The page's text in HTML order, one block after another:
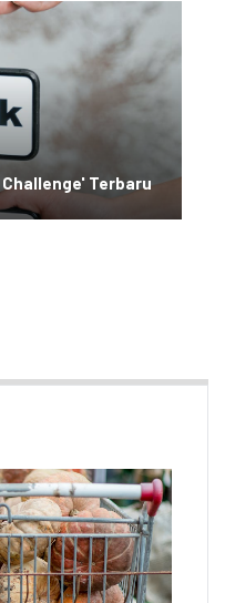
Terbaru